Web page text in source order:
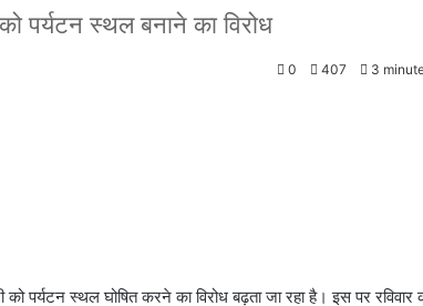
पर्यटन स्थल बनाने का विरोध
0 407 3
स्थल घोषित करने का विरोध बढ़ता जा रहा है। इस पर रविवार